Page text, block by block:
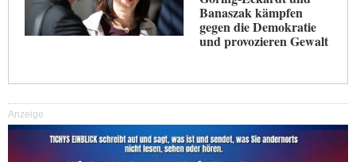
Banaszak kämpfen
gegen die Demokratie
und provozieren Gewalt
Anzeige